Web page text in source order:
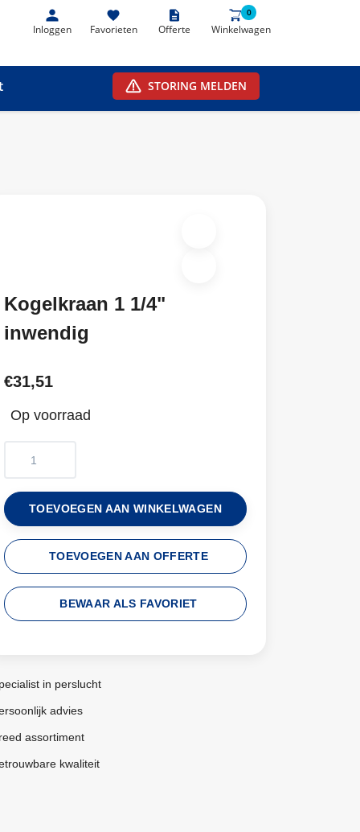
Inloggen Favorieten Offerte
0
Winkelwagen
STORING MELDEN
Kogelkraan 1 1/4"
inwendig
€31,51
Op voorraad
TOEVOEGEN AAN WINKELWAGEN
TOEVOEGEN AAN OFFERTE
BEWAAR ALS FAVORIET
in perslucht
advies
assortiment
kwaliteit